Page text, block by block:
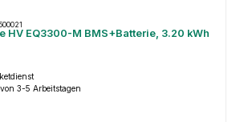
HV EQ3300-M BMS+Batterie, 3.20 kWh
3-5 Arbeitstagen